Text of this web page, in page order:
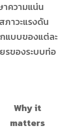
าความแน่น
ภาวะแรงดัน
แบบของแต่ละ
รของระบบท่อ
Why it
matters